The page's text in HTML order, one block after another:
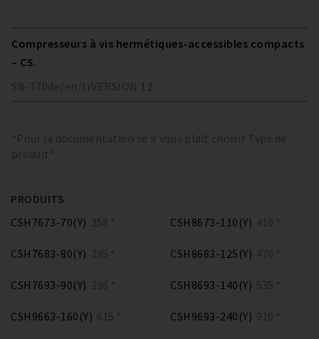
Compresseurs à vis hermétiques-accessibles compacts
– CS.
SB-170de/en/fr VERSION 12
*Pour la documentation se il vous plaît choisir Type de
produit*
PRODUITS
CSH7673-70(Y) 258 *
CSH7683-80(Y) 295 *
CSH7693-90(Y) 336 *
CSH8673-110(Y) 410 *
CSH8683-125(Y) 470 *
CSH8693-140(Y) 535 *
CSH9663-160(Y) 615 * CSH9693-240(Y) 910 *